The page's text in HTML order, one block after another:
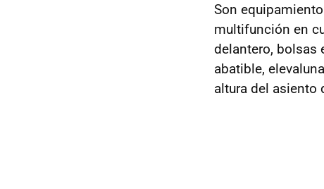
Son
multifunción en
delantero, bolsas
abatible,
altura del asiento